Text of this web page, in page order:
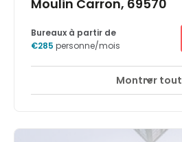
Moulin Carron, 69570
Bureaux à partir de
€285 personne/mois
Montrer tout